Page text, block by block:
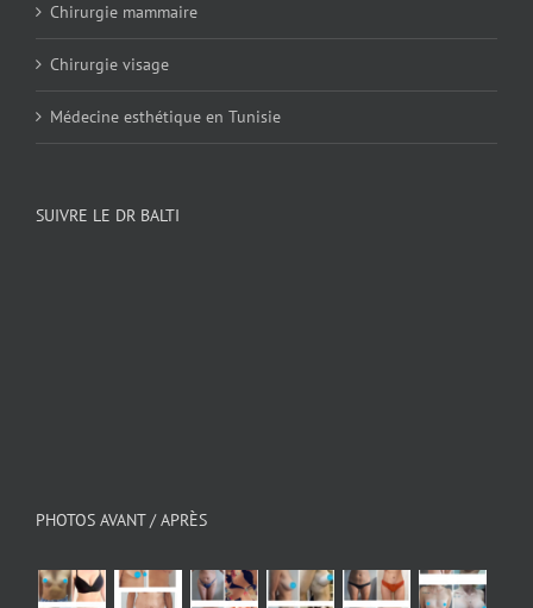
Chirurgie mammaire
Chirurgie visage
Médecine esthétique en Tunisie
SUIVRE LE DR BALTI
PHOTOS AVANT / APRÈS